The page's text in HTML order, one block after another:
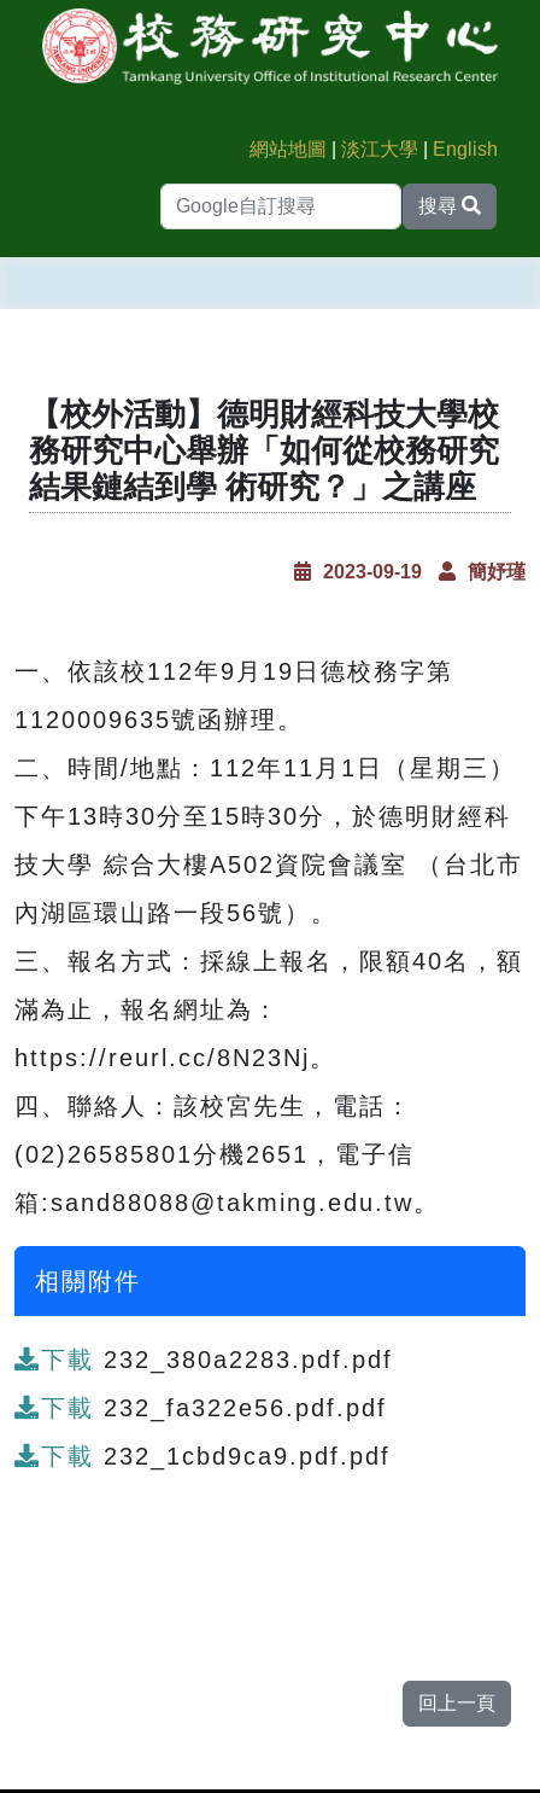
網站地圖 |淡江大學 English
搜尋
【校外活動】德明財經科技大學校
務研究中心舉辦「如何從校務研究
結果鏈結到學 術研究？」之講座
2023-09-19 簡妤瑾
一、依該校112年9月19日德校務字第
1120009635號函辦理。
二、時間/地點：112年11月1日（星期三）
下午13時30分至15時30分，於德明財經科
技大學 綜合大樓A502資院會議室 （台北市
內湖區環山路一段56號）。
三、報名方式：採線上報名，限額40名，額
滿為止，報名網址為：
https://reurl.cc/8N23Nj。
四、聯絡人：該校宮先生，電話：
(02)26585801分機2651，電子信
箱:sand88088@takming.edu.tw。
相關附件
下載 232_380a2283.pdf.pdf
下載 232_fa322e56.pdf.pdf
下載 232_1cbd9ca9.pdf.pdf
回上一頁